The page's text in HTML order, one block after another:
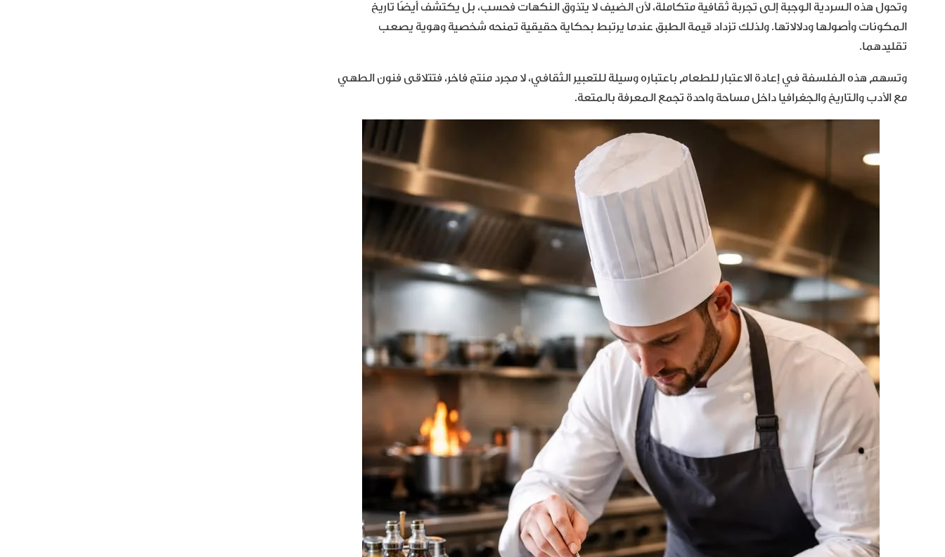
وتحول هذه السردية الوجبة إلى تجربة ثقافية متكاملة، لأن الضيف لا يتذوق النكهات فحسب، بل يكتشف أيضًا تاريخ
المكونات وأصولها ودلالاتها. ولذلك تزداد قيمة الطبق عندما يرتبط بحكاية حقيقية تمنحه شخصية وهوية يصعب
تقليدهما.
وتسهم هذه الفلسفة في إعادة الاعتبار للطعام باعتباره وسيلة للتعبير الثقافي، لا مجرد منتج فاخر، فتتلاقى فنون الطهي
مع الأدب والتاريخ والجغرافيا داخل مساحة واحدة تجمع المعرفة بالمتعة.